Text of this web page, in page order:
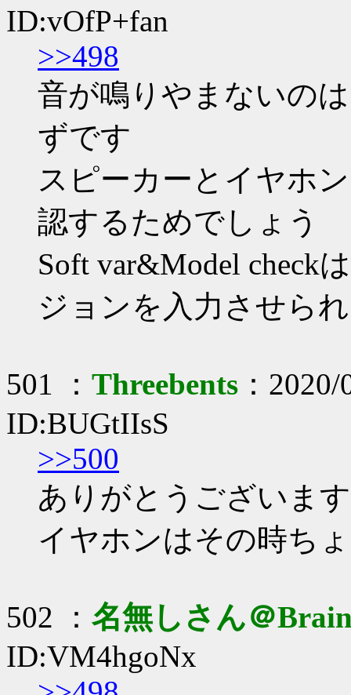
ID:vOfP+fan
>>498
音が鳴りやまないの
ずです
スピーカーとイヤホ
認するためでしょう
Soft var&Model check
ジョンを入力させら
501 ： Threebents ：
ID:BUGtIIsS
>>500
ありがとうございま
イヤホンはその時ち
502 ： 名無しさん＠
ID:VM4hgoNx